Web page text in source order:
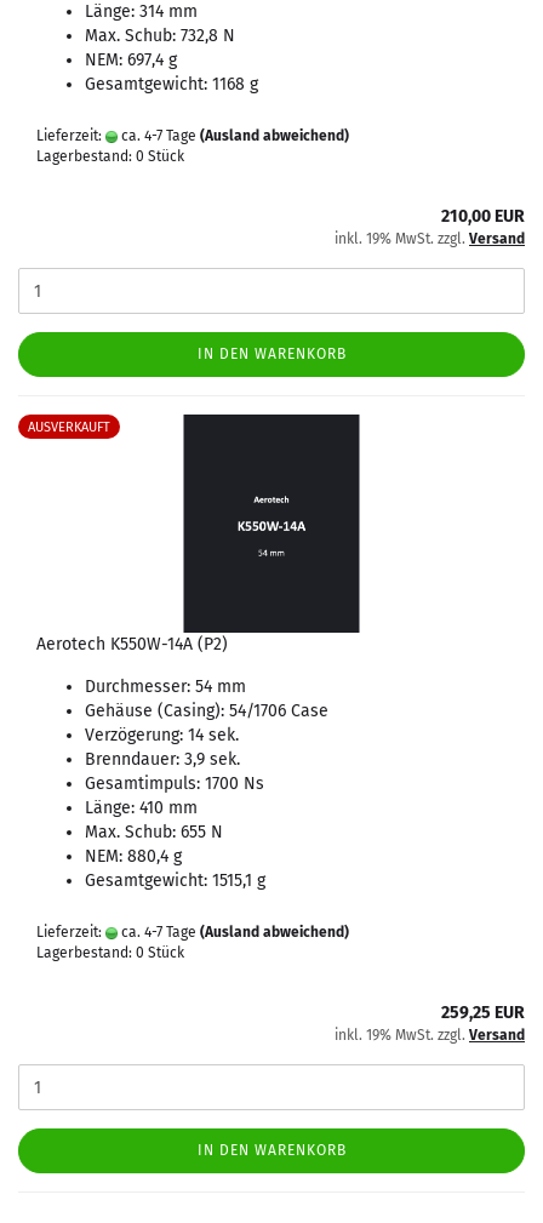
Länge: 314 mm
Max. Schub: 732,8 N
NEM: 697,4 g
Gesamtgewicht: 1168 g
Lieferzeit: ca. 4-7 Tage (Ausland abweichend)
Lagerbestand: 0 Stück
210,00 EUR
inkl. 19% MwSt. zzgl. Versand
IN DEN WARENKORB
AUSVERKAUFT
Aerotech K550W-14A (P2)
Durchmesser: 54 mm
Gehäuse (Casing): 54/1706 Case
Verzögerung: 14 sek.
Brenndauer: 3,9 sek.
Gesamtimpuls: 1700 Ns
Länge: 410 mm
Max. Schub: 655 N
NEM: 880,4 g
Gesamtgewicht: 1515,1 g
Lieferzeit: ca. 4-7 Tage (Ausland abweichend)
Lagerbestand: 0 Stück
259,25 EUR
inkl. 19% MwSt. zzgl. Versand
IN DEN WARENKORB